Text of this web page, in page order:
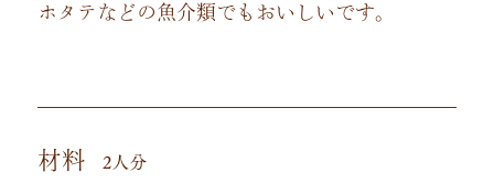
ホタテなどの魚介類でもおいしいです。
材料 2人分